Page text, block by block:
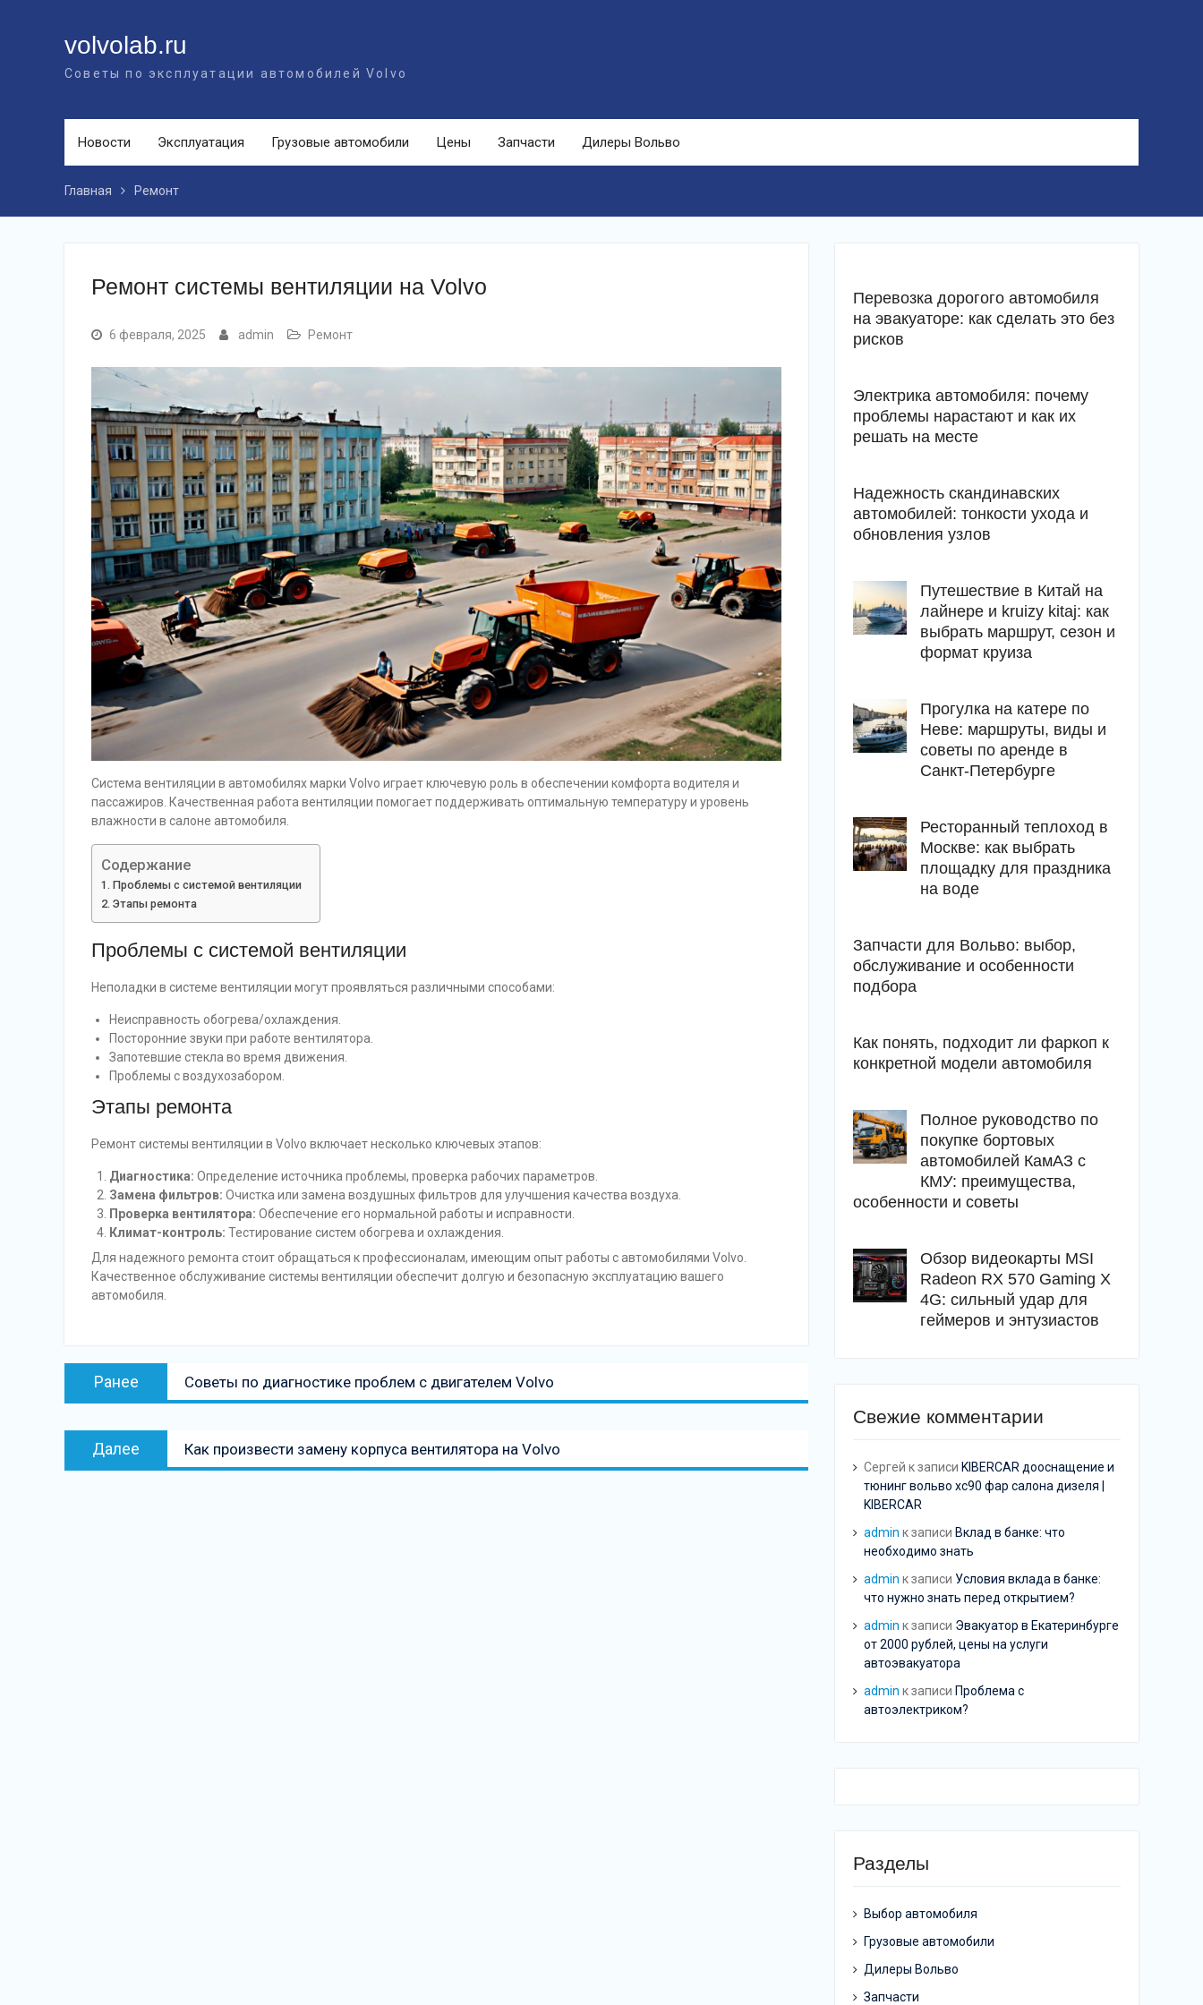
volvolab.ru
Советы по эксплуатации автомобилей Volvo
Новости Эксплуатация Грузовые автомобили Цены Запчасти Дилеры Вольво
Главная Ремонт
Ремонт системы вентиляции на Volvo
6 февраля, 2025 admin Ремонт
Система вентиляции в автомобилях марки Volvo играет ключевую роль в обеспечении комфорта водителя и
пассажиров. Качественная работа вентиляции помогает поддерживать оптимальную температуру и уровень
влажности в салоне автомобиля.
Содержание
Проблемы с системой вентиляции
Этапы ремонта
Проблемы с системой вентиляции
Неполадки в системе вентиляции могут проявляться различными способами:
Неисправность обогрева/охлаждения.
Посторонние звуки при работе вентилятора.
Запотевшие стекла во время движения.
Проблемы с воздухозабором.
Этапы ремонта
Ремонт системы вентиляции в Volvo включает несколько ключевых этапов:
Диагностика: Определение источника проблемы, проверка рабочих параметров.
Замена фильтров: Очистка или замена воздушных фильтров для улучшения качества воздуха.
Проверка вентилятора: Обеспечение его нормальной работы и исправности.
Климат-контроль: Тестирование систем обогрева и охлаждения.
Для надежного ремонта стоит обращаться к профессионалам, имеющим опыт работы с автомобилями Volvo.
Качественное обслуживание системы вентиляции обеспечит долгую и безопасную эксплуатацию вашего
автомобиля.
Навигация
Ранее
Предыдущая
Советы по диагностике проблем с двигателем Volvo
Далее
Следующая
запись
Как произвести замену корпуса вентилятора на Volvo
Перевозка дорогого автомобиля
на эвакуаторе: как сделать это без
рисков
Электрика автомобиля: почему
проблемы нарастают и как их
решать на месте
Надежность скандинавских
автомобилей: тонкости ухода и
обновления узлов
Путешествие в Китай на
лайнере и kruizy kitaj: как
выбрать маршрут, сезон и
формат круиза
Прогулка на катере по
Неве: маршруты, виды и
советы по аренде в
Санкт-Петербурге
Ресторанный теплоход в
Москве: как выбрать
площадку для праздника
на воде
Запчасти для Вольво: выбор,
обслуживание и особенности
подбора
Как понять, подходит ли фаркоп к
конкретной модели автомобиля
Полное руководство по
покупке бортовых
автомобилей КамАЗ с
КМУ: преимущества,
особенности и советы
Обзор видеокарты MSI
Radeon RX 570 Gaming X
4G: сильный удар для
геймеров и энтузиастов
Свежие комментарии
Сергей к записи KIBERCAR дооснащение и
тюнинг вольво хс90 фар салона дизеля |
KIBERCAR
admin к записи Вклад в банке: что
необходимо знать
admin к записи Условия вклада в банке:
что нужно знать перед открытием?
admin к записи Эвакуатор в Екатеринбурге
от 2000 рублей, цены на услуги
автоэвакуатора
admin к записи Проблема с
автоэлектриком?
Разделы
Выбор автомобиля
Грузовые автомобили
Дилеры Вольво
Запчасти